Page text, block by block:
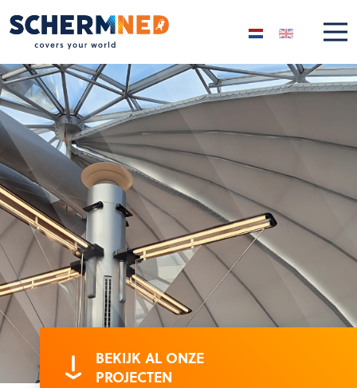
Selecteer de taal
BEKIJK AL ONZE
PROJECTEN